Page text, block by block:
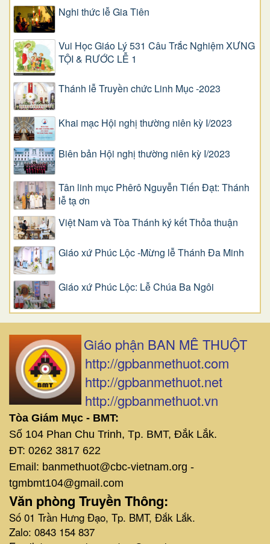
Nghi thức lễ Gia Tiên
Vui Học Giáo Lý 531 Câu Trắc Nghiệm XƯNG
TỘI & RƯỚC LỄ 1
Thánh lễ Truyền chức Linh Mục -2023
Khai mạc Hội nghị thường niên kỳ I/2023
Biên bản Hội nghị thường niên kỳ I/2023
Tân linh mục Phêrô Nguyễn Tiến Đạt: Thánh
lễ tạ ơn
Việt Nam và Tòa Thánh ký kết Thỏa thuận
Giáo xứ Phúc Lộc -Mừng lễ Thánh Đa Minh
Giáo xứ Phúc Lộc: Lễ Chúa Ba Ngôi
Giáo phận BAN MÊ THUỘT
http://gpbanmethuot.com
http://gpbanmethuot.net
http://gpbanmethuot.vn
Tòa Giám Mục - BMT:
Số 104 Phan Chu Trinh, Tp. BMT, Đắk Lắk.
ĐT: 0262 3817 622
Email: banmethuot@cbc-vietnam.org -
tgmbmt104@gmail.com
Văn phòng Truyền Thông:
Số 01 Trần Hưng Đạo, Tp. BMT, Đắk Lắk.
Zalo: 0843 154 837